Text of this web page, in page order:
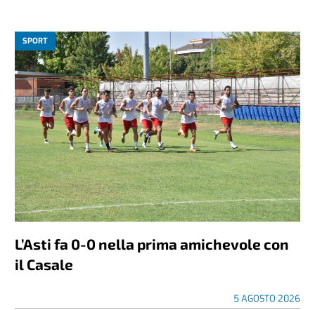
SPORT
L’Asti fa 0-0 nella prima amichevole con
il Casale
5 AGOSTO 2026